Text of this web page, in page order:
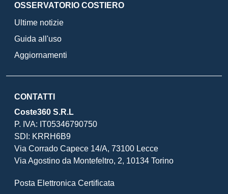
OSSERVATORIO COSTIERO
Ultime notizie
Guida all'uso
Aggiornamenti
CONTATTI
Coste360 S.R.L
P. IVA: IT05346790750
SDI: KRRH6B9
Via Corrado Capece 14/A, 73100 Lecce
Via Agostino da Montefeltro, 2, 10134 Torino
Posta Elettronica Certificata